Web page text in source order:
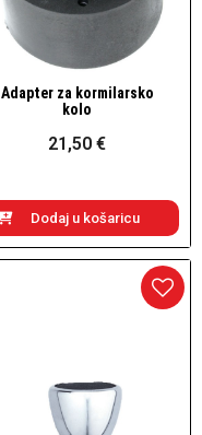
Brzi pogled
Adapter za kormilarsko
kolo
21,50 €
Dodaj u košaricu